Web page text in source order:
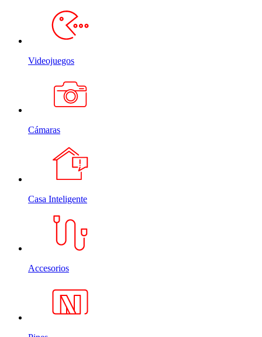
Videojuegos
Cámaras
Casa Inteligente
Accesorios